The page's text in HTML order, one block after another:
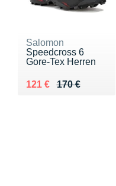
Salomon
Speedcross 6
Gore-Tex Herren
170 €
Au lieu de 170 €
121 €
Vendu 121 €